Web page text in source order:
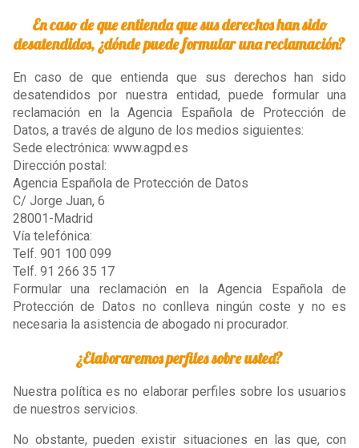
En caso de que entienda que sus derechos han sido
desatendidos, ¿dónde puede formular una reclamación?
En caso de que entienda que sus derechos han sido
desatendidos por nuestra entidad, puede formular una
reclamación en la Agencia Española de Protección de
Datos, a través de alguno de los medios siguientes:
Sede electrónica: www.agpd.es
Dirección postal:
Agencia Española de Protección de Datos
C/ Jorge Juan, 6
28001-Madrid
Vía telefónica:
Telf. 901 100 099
Telf. 91 266 35 17
Formular una reclamación en la Agencia Española de
Protección de Datos no conlleva ningún coste y no es
necesaria la asistencia de abogado ni procurador.
¿Elaboraremos perfiles sobre usted?
Nuestra política es no elaborar perfiles sobre los usuarios
de nuestros servicios.
No obstante, pueden existir situaciones en las que, con